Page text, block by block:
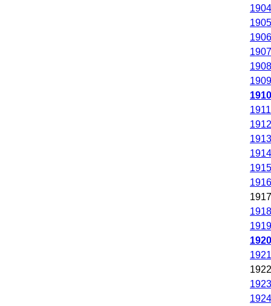
1904
1905
1906
1907
1908
1909
1910
1911
1912
1913
1914
1915
1916
1917
1918
1919
1920
1921
1922
1923
1924